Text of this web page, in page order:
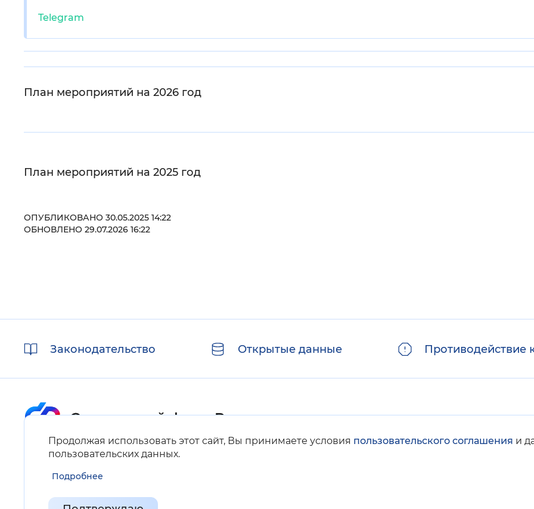
Telegram
План мероприятий на 2026 год
План мероприятий на 2025 год
ОПУБЛИКОВАНО 30.05.2025 14:22
ОБНОВЛЕНО 29.07.2026 16:22
Продолжая использовать этот сайт, Вы принимаете условия пользовательского соглашения и
пользовательских данных.
Подробнее
ссылкиЗаконодательство Открытые данные Противодействие
Карта сайта
Нашли ошибку на сайте?